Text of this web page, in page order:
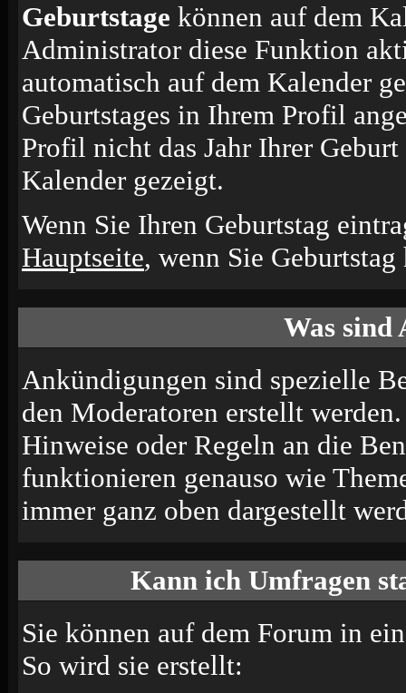
Geburtstage können auf dem
Administrator diese Funktion
automatisch auf dem Kalender
Geburtstages in Ihrem Profil
Profil nicht das Jahr Ihrer
Kalender gezeigt.
Wenn Sie Ihren Geburtstag
Hauptseite, wenn Sie Geburtstag
Was sind
Ankündigungen sind spezielle
den Moderatoren erstellt
Hinweise oder Regeln an die
funktionieren genauso wie
immer ganz oben dargestellt
Kann ich Umfragen
Sie können auf dem Forum in
So wird sie erstellt: